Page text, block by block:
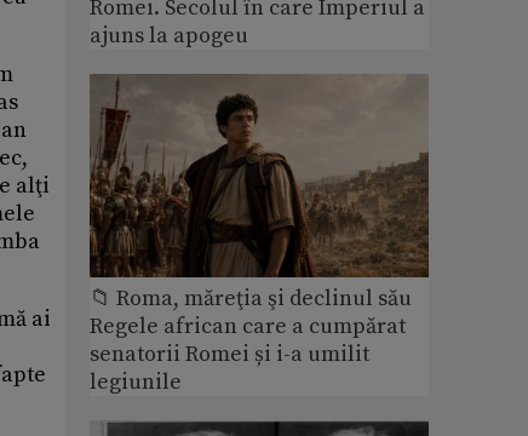
alţi
ai
Romei. Secolul în care Imperiul a
ajuns la apogeu
📁 Roma, măreţia şi declinul său
Regele african care a cumpărat
senatorii Romei și i-a umilit
legiunile